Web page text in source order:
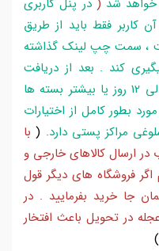
خواهد شد ( در پنل کاربری
کاربر فقط باید از طریق
، سمت چپ لینک گذاشته
پست پیگیری کند . بعد از دریافت
کدرهگیری 24 رقمی معمولا بین 3 الی 12 روز یا بیشتر بسته ها
بطور کامل از اختیارات
مراکز پستی دارد.
(با
ارسال کالاهای خارجی و
فروشگاه های دیگر قول
جا خرید بفرمایید . در
در تحویل باعث افتخار
)